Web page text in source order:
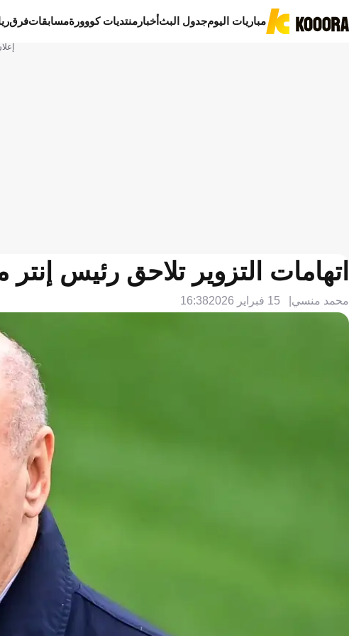
مباريات اليومجدول البثأخبار منتديات كووورةمسابقاتفرق
اتهامات التزوير تلاحق رئيس إنتر
محمد منسي 15 فبراير 2026 16:38